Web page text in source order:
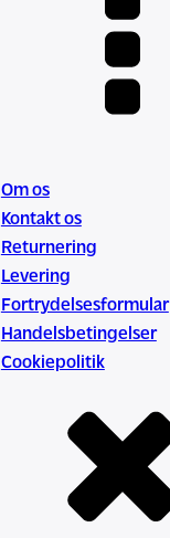
Om os
Kontakt os
Returnering
Levering
Fortrydelsesformular
Handelsbetingelser
Cookiepolitik